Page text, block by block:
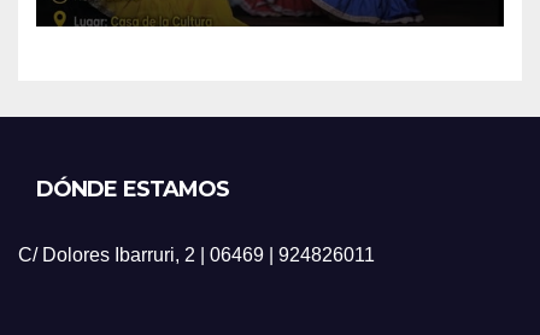
DÓNDE ESTAMOS
C/ Dolores Ibarruri, 2 | 06469 | 924826011